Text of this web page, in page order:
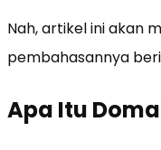
Nah, artikel ini akan
pembahasannya
Apa Itu